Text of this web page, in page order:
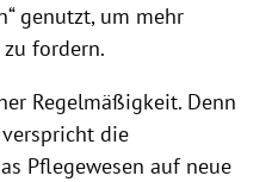
genutzt, um mehr
fordern.
Regelmäßigkeit. Denn
die
Pflegewesen auf neue